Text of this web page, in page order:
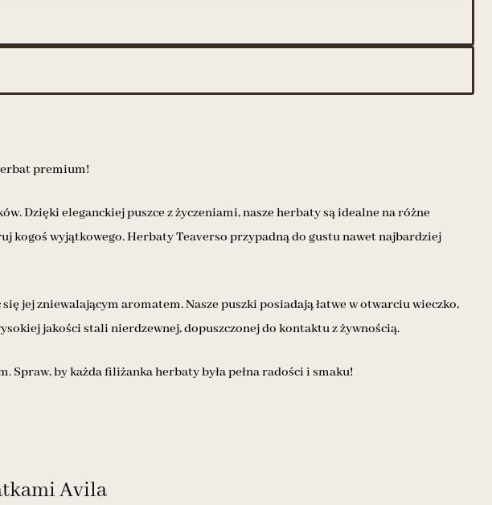
premium!
Dzięki eleganckiej puszce z życzeniami, nasze herbaty są idealne na różne
kogoś wyjątkowego. Herbaty Teaverso przypadną do gustu nawet najbardziej
jej zniewalającym aromatem. Nasze puszki posiadają łatwe w otwarciu wieczko,
jakości stali nierdzewnej, dopuszczonej do kontaktu z żywnością.
by każda filiżanka herbaty była pełna radości i smaku!
Avila